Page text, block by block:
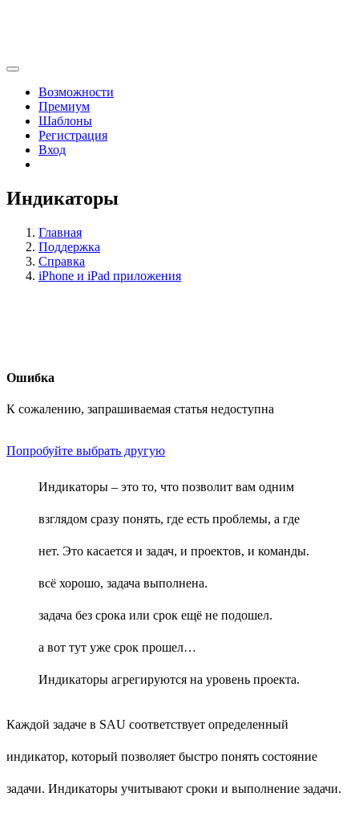
Возможности
Премиум
Шаблоны
Регистрация
Вход
Индикаторы
Главная
Поддержка
Справка
iPhone и iPad приложения
Ошибка
К сожалению, запрашиваемая статья недоступна
Попробуйте выбрать другую
Индикаторы – это то, что позволит вам одним
взглядом сразу понять, где есть проблемы, а где
нет. Это касается и задач, и проектов, и команды.
всё хорошо, задача выполнена.
задача без срока или срок ещё не подошел.
а вот тут уже срок прошел…
Индикаторы агрегируются на уровень проекта.
Каждой задаче в SAU соответствует определенный
индикатор, который позволяет быстро понять состояние
задачи. Индикаторы учитывают сроки и выполнение задачи.